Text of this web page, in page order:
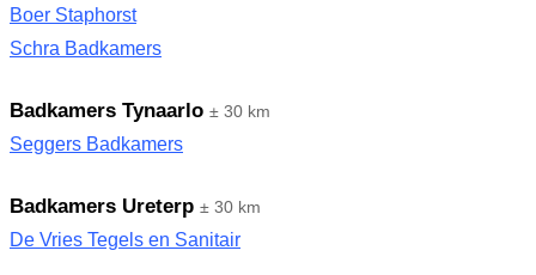
Boer Staphorst
Schra Badkamers
Badkamers Tynaarlo ± 30 km
Seggers Badkamers
Badkamers Ureterp ± 30 km
De Vries Tegels en Sanitair